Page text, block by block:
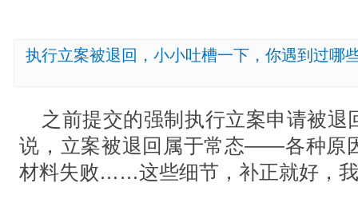
执行立案被退回，小小吐槽一下，你遇到过哪
之前提交的强制执行立案申请被退
说，立案被退回属于常态——各种原
材料失败……这些细节，补正就好，